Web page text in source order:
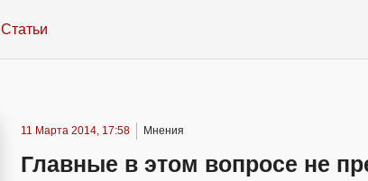
Статьи
11 Марта 2014, 17:58 Мнения
Главные в этом вопросе не